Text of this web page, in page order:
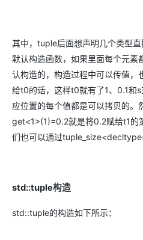
其中，tuple后面想声明几个类型
默认构造函数，如果里面每个元素
认构造的，构造过程中可以传值
给t0的话，这样t0就有了1、0.1和
应位置的每个值都是可以拷贝的。
get<1>(1)=0.2就是将0.2赋给t1的
们也可以通过
std::tuple构造
std::tuple的构造如下所示：